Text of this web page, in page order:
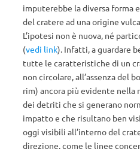
imputerebbe la diversa forma
del cratere ad una origine
L’ipotesi non è nuova, né
(vedi link). Infatti, a guardare
tutte le caratteristiche di un
non circolare, all’assenza del
rim) ancora più evidente nella
dei detriti che si generano
impatto e che risultano ben
oggi visibili all’interno del
direzione, come le linee